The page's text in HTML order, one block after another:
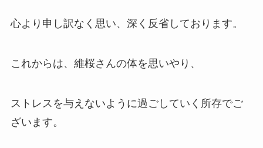
心より申し訳なく思い、深く反省しております。
これからは、維桜さんの体を思いやり、
ストレスを与えないように過ごしていく所存でご
ざいます。